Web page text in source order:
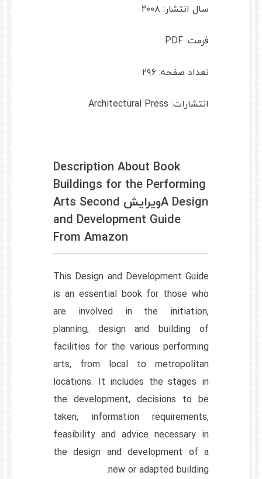
سال انتشار: ۲۰۰۸
فرمت: PDF
تعداد صفحه: ۲۹۶
انتشارات: Architectural Press
Description About Book
Buildings for the Performing
Arts Second ویرایشA Design
and Development Guide
From Amazon
This Design and Development Guide
is an essential book for those who
are involved in the initiation,
planning, design and building of
facilities for the various performing
arts, from local to metropolitan
locations. It includes the stages in
the development, decisions to be
taken, information requirements,
feasibility and advice necessary in
the design and development of a
new or adapted building.